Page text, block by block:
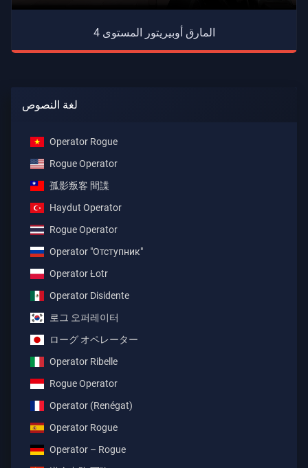
المارق أوبيريتور المستوى 4
لغة النصوص
Operator Rogue
Rogue Operator
孤影叛客 間諜
Haydut Operator
Rogue Operator
Operator "Отступник"
Operator Łotr
Operator Disidente
로그 오퍼레이터
ローグ オペレーター
Operator Ribelle
Rogue Operator
Operator (Renégat)
Operator Rogue
Operator – Rogue